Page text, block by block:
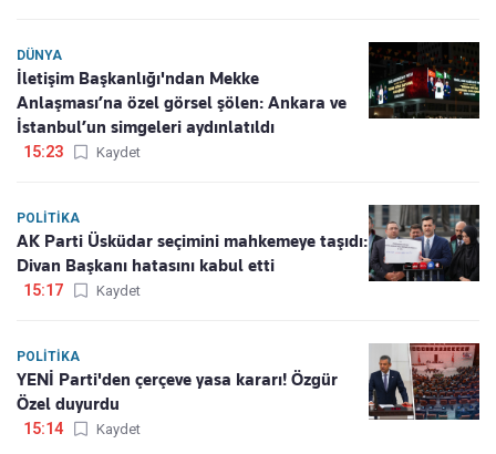
DÜNYA
İletişim Başkanlığı'ndan Mekke
Anlaşması’na özel görsel şölen: Ankara ve
İstanbul’un simgeleri aydınlatıldı
15:23 Kaydet
POLITIKA
AK Parti Üsküdar seçimini mahkemeye taşıdı:
Divan Başkanı hatasını kabul etti
15:17 Kaydet
POLITIKA
YENİ Parti'den çerçeve yasa kararı! Özgür
Özel duyurdu
15:14 Kaydet